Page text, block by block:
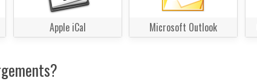
Apple iCal Microsoft Outlook